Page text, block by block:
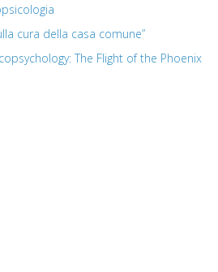
cura della casa comune”
The Flight of the Phoenix